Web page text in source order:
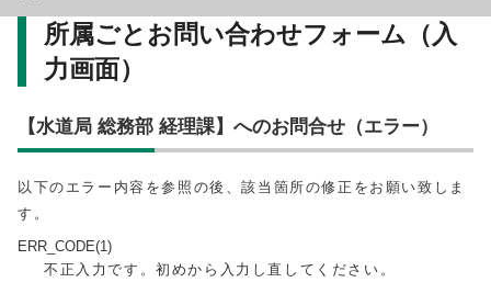
所属ごとお問い合わせフォーム（入
力画面）
【水道局 総務部 経理課】へのお問合せ（エラー）
以下のエラー内容を参照の後、該当箇所の修正をお願い致しま
す。
ERR_CODE(1)
不正入力です。初めから入力し直してください。